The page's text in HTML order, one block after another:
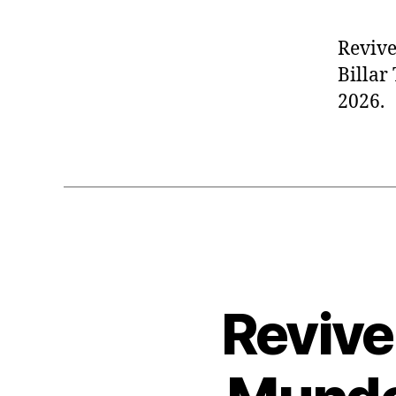
Billar
2026.